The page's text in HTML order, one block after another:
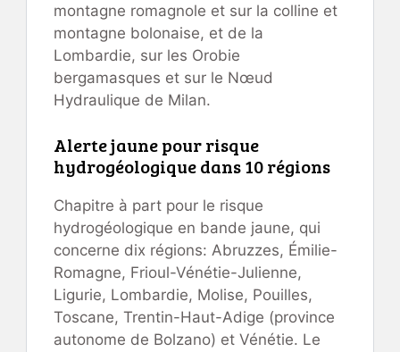
montagne romagnole et sur la colline et
montagne bolonaise, et de la
Lombardie, sur les Orobie
bergamasques et sur le Nœud
Hydraulique de Milan.
Alerte jaune pour risque
hydrogéologique dans 10 régions
Chapitre à part pour le risque
hydrogéologique en bande jaune, qui
concerne dix régions: Abruzzes, Émilie-
Romagne, Frioul-Vénétie-Julienne,
Ligurie, Lombardie, Molise, Pouilles,
Toscane, Trentin-Haut-Adige (province
autonome de Bolzano) et Vénétie. Le